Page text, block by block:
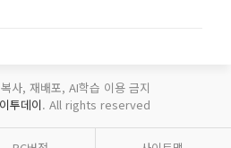
사, 재배포, AI학습 이용 금지
이투데이. All rights reserved